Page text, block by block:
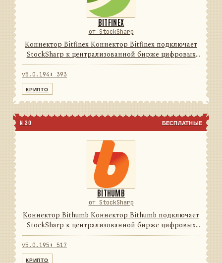
BITFINEX
от StockSharp
Коннектор Bitfinex Коннектор Bitfinex подключает
StockSharp к централизованной бирже цифровых
активов. Он переводит данные и операции
провайдера в единую модель сообщений
v5.0.194 ⬇ 393
КРИПТО
N 30 БЕСПЛАТНЫЕ
BITHUMB
от StockSharp
Коннектор Bithumb Коннектор Bithumb подключает
StockSharp к централизованной бирже цифровых
активов. Он переводит данные и операции
провайдера в единую модель сообщений
StockSharp, поэтому приложения ...
v5.0.195 ⬇ 517
КРИПТО